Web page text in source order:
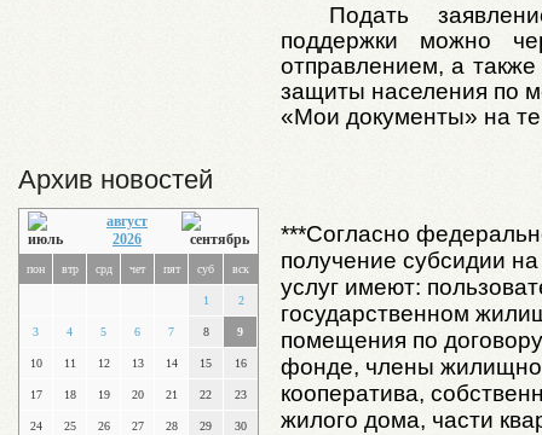
Архив новостей
август
2026
пон втр срд чет пят суб вск
1 2
3 4 5 6 7 8 9
10 11 12 13 14 15 16
17 18 19 20 21 22 23
24 25 26 27 28 29 30
Подать
поддержки можно
отправлением, а
защиты населения по
«Мои документы» на
***Согласно
получение субсидии
услуг имеют:
государственном
помещения по
фонде, члены
кооператива,
жилого дома, части